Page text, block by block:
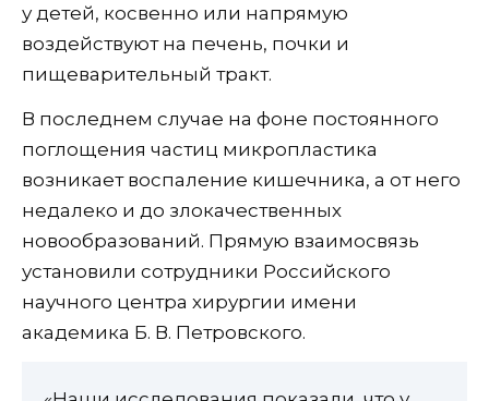
у детей, косвенно или напрямую
воздействуют на печень, почки и
пищеварительный тракт.
В последнем случае на фоне постоянного
поглощения частиц микропластика
возникает воспаление кишечника, а от него
недалеко и до злокачественных
новообразований. Прямую взаимосвязь
установили сотрудники Российского
научного центра хирургии имени
академика Б. В. Петровского.